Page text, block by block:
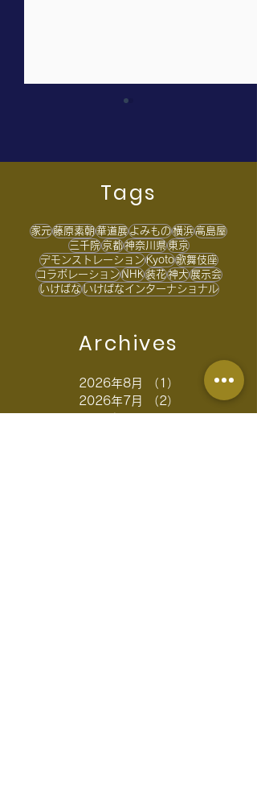
家元のよみもの Vol.1 紫
陽花
Tags
家元藤原素朝華道展よみもの横浜高島屋
三千院京都神奈川県東京
デモンストレーションKyoto歌舞伎座
コラボレーションNHK装花神大展示会
いけばないけばなインターナショナル
Archives
2026年8月 （1）
1件の記事
2026年7月
（2）
2件の記事